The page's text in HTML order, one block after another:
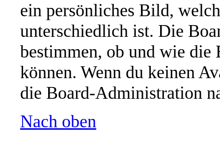
ein persönliches Bild,
unterschiedlich ist. Die
bestimmen, ob und wie die
können. Wenn du keinen
die Board-Administration
Nach oben